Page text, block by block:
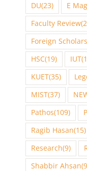
DU(23) E
Faculty Review
Foreign
HSC(19) IUT
KUET(35)
MIST(37)
Pathos(109)
Ragib Hasan(15)
Research(9)
Shabbir Ahsan